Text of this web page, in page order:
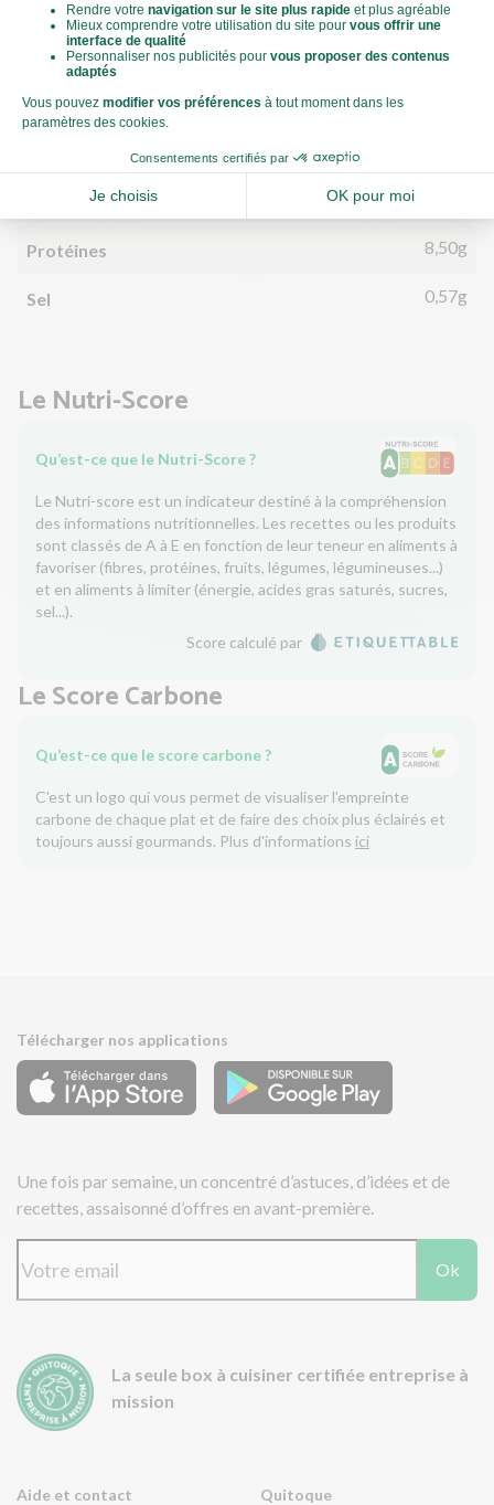
Matières grasses
dont acides gras saturés 3,50g
Glucides
Protéines 8,50g
Sel 0,57g
Le Nutri-Score
Qu’est-ce que le Nutri-Score ?
Le Nutri-score est un indicateur destiné à la compréhension
des informations nutritionnelles. Les recettes ou les produits
sont classés de A à E en fonction de leur teneur en aliments à
favoriser (fibres, protéines, fruits, légumes, légumineuses...)
et en aliments à limiter (énergie, acides gras saturés, sucres,
sel...).
Score calculé par
Le Score Carbone
Qu’est-ce que le score carbone ?
C'est un logo qui vous permet de visualiser l’empreinte
carbone de chaque plat et de faire des choix plus éclairés et
toujours aussi gourmands. Plus d'informations ici
Aide et contact Quitoque
Télécharger nos applications
Une fois par semaine, un concentré d’astuces, d’idées et de
recettes, assaisonné d’offres en avant-première.
Ok
La seule box à cuisiner certifiée entreprise à
mission